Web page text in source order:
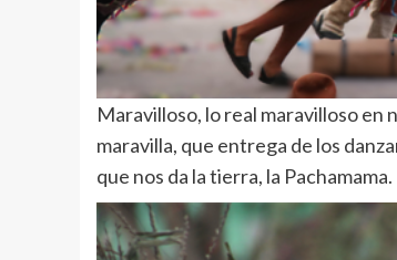
Maravilloso, lo real maravilloso en
maravilla, que entrega de los
que nos da la tierra, la Pachamama.